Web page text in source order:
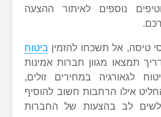
נוספים לאיתור ההצעה
טיסה, אל תשכחו להזמין ביטוח
תמצאו מגוון חברות אמינות
לגאורגיה במחירים זולים,
אילו הרחבות חשוב להוסיף
לב בהצעות של החברות